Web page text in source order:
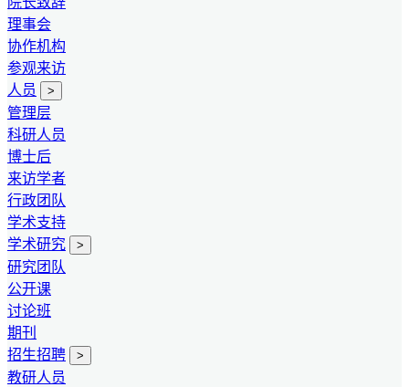
理事会
协作机构
参观来访
人员
>
管理层
科研人员
博士后
来访学者
行政团队
学术支持
学术研究
>
研究团队
公开课
讨论班
期刊
招生招聘
>
教研人员